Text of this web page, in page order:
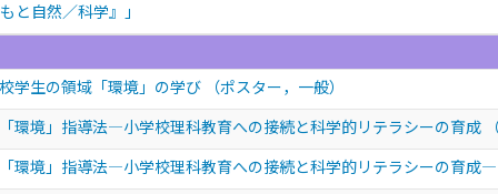
自然／科学』」
学生の領域「環境」の学び
（ポスター，一般）
環境」指導法―小学校理科教育への接続と科学的リテラシーの育成
環境」指導法―小学校理科教育への接続と科学的リテラシーの育成